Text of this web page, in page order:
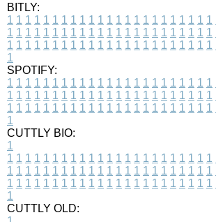
BITLY:
1 1 1 1 1 1 1 1 1 1 1 1 1 1 1 1 1 1 1 1 1 1 1
1 1 1 1 1 1 1 1 1 1 1 1 1 1 1 1 1 1 1 1 1 1 1
1 1 1 1 1 1 1 1 1 1 1 1 1 1 1 1 1 1 1 1 1 1 1
1
SPOTIFY:
1 1 1 1 1 1 1 1 1 1 1 1 1 1 1 1 1 1 1 1 1 1 1
1 1 1 1 1 1 1 1 1 1 1 1 1 1 1 1 1 1 1 1 1 1 1
1 1 1 1 1 1 1 1 1 1 1 1 1 1 1 1 1 1 1 1 1 1 1
1
CUTTLY BIO:
1
1 1 1 1 1 1 1 1 1 1 1 1 1 1 1 1 1 1 1 1 1 1 1
1 1 1 1 1 1 1 1 1 1 1 1 1 1 1 1 1 1 1 1 1 1 1
1 1 1 1 1 1 1 1 1 1 1 1 1 1 1 1 1 1 1 1 1 1 1
1
CUTTLY OLD: